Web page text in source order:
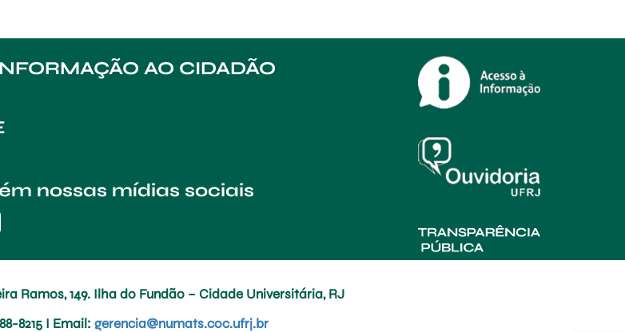
AO CIDADÃO
nossas mídias sociais
Ramos, 149. Ilha do Fundão – Cidade Universitária, RJ
8215 I Email: gerencia@numats.coc.ufrj.br